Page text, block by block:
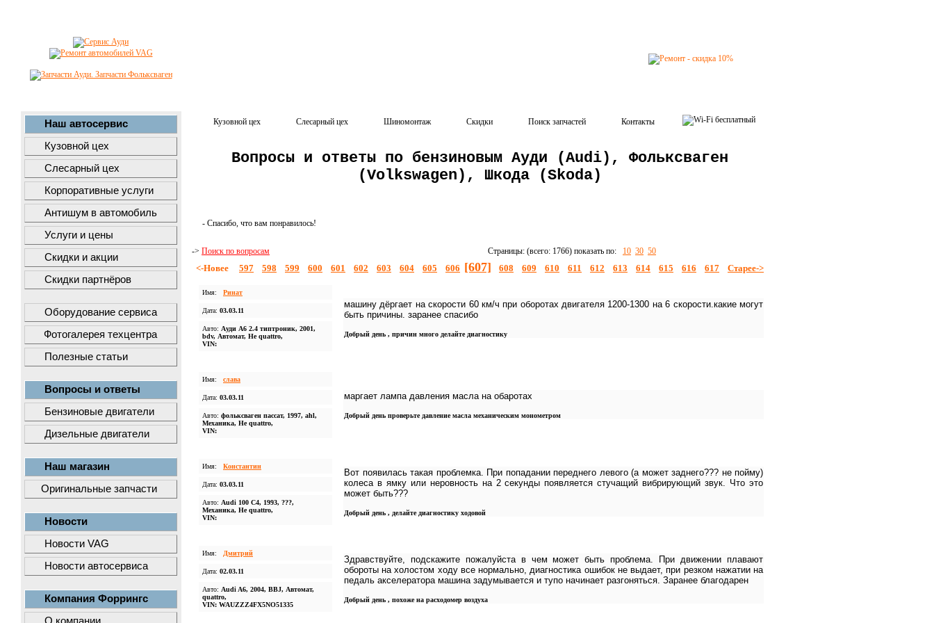
Наш автосервис
Кузовной цех
Слесарный цех
Корпоративные услуги
Антишум в автомобиль
Услуги и цены
Скидки и акции
Скидки партнёров
Оборудование сервиса
Фотогалерея техцентра
Полезные статьи
Вопросы и ответы
Бензиновые двигатели
Дизельные двигатели
Наш магазин
Оригинальные запчасти
Новости
Новости VAG
Новости автосервиса
Компания Форрингс
Кузовной цех Слесарный цех Шиномонтаж Скидки Поиск запчастей Контакты
Вопросы и ответы по бензиновым Ауди (Audi), Фольксваген
(Volkswagen), Шкода (Skoda)
- Спасибо, что вам понравилось!
-> Поиск по вопросам Страницы: (всего: 1766) показать по: 10 30 50
<-Новее 597 598 599 600 601 602 603 604 605 606 [607] 608 609 610 611 612 613 614 615 616 617 Старее->
Имя: Ринат
Дата: 03.03.11
Авто: Ауди А6 2.4 типтроник, 2001,
bdv, Автомат, Не quattro,
VIN:
машину дёргает на скорости 60 км/ч при оборотах двигателя 1200-1300 на 6 скорости.какие могут
быть причины. заранее спасибо
Добрый день , причин много делайте диагностику
Имя: слава
Дата: 03.03.11
Авто: фольксваген пассат, 1997, ahl,
Механика, Не quattro,
VIN:
маргает лампа давления масла на обаротах
Добрый день проверьте давление масла механическим монометром
Имя: Константин
Дата: 03.03.11
Авто: Audi 100 C4, 1993, ???,
Механика, Не quattro,
VIN:
Вот появилась такая проблемка. При попадании переднего левого (а может заднего??? не пойму)
колеса в ямку или неровность на 2 секунды появляется стучащий вибрирующий звук. Что это
может быть???
Добрый день , делайте диагностику ходовой
Имя: Дмитрий
Дата: 02.03.11
Авто: Audi A6, 2004, BBJ, Автомат,
quattro,
VIN: WAUZZZ4FX5NO51335
Здравствуйте, подскажите пожалуйста в чем может быть проблема. При движении плавают
обороты на холостом ходу все нормально, диагностика ошибок не выдает, при резком нажатии на
педаль акселератора машина задумывается и тупо начинает разгоняться. Заранее благодарен
Добрый день , похоже на расходомер воздуха